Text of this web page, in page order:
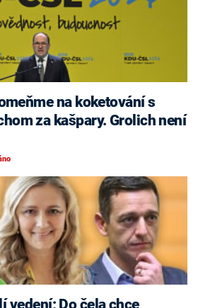
za kašpary. Grolich není